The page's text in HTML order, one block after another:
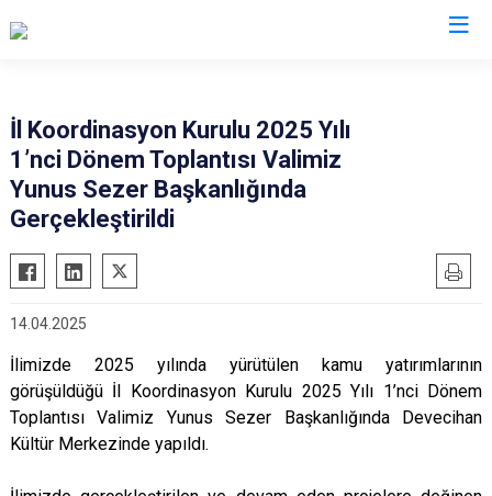
İl Koordinasyon Kurulu 2025 Yılı
1’nci Dönem Toplantısı Valimiz
Yunus Sezer Başkanlığında
Gerçekleştirildi
14.04.2025
İlimizde 2025 yılında yürütülen kamu yatırımlarının
görüşüldüğü İl Koordinasyon Kurulu 2025 Yılı 1’nci Dönem
Toplantısı Valimiz Yunus Sezer Başkanlığında Devecihan
Kültür Merkezinde yapıldı.